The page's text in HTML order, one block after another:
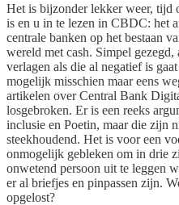
Het is bijzonder lekker weer, tijd
is en u in te lezen in CBDC: het
centrale banken op het bestaan
wereld met cash. Simpel
verlagen als die al negatief is
mogelijk misschien maar eens
artikelen over Central Bank
losgebroken. Er is een reeks
inclusie en Poetin, maar die zijn
steekhoudend. Het is voor een
onmogelijk gebleken om in drie
onwetend persoon uit te leggen
er al briefjes en pinpassen zijn.
opgelost?